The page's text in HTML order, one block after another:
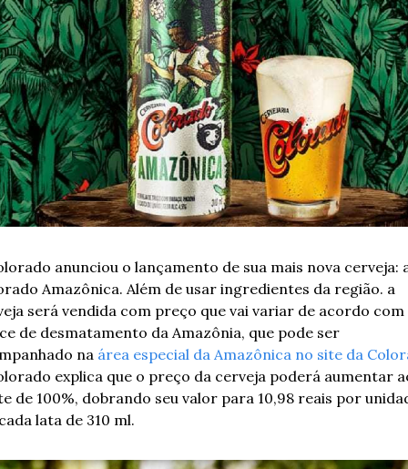
anunciou o lançamento de sua mais nova cerveja:
Amazônica. Além de usar ingredientes da região. a
será vendida com preço que vai variar de acordo com
de desmatamento da Amazônia, que pode ser
na área especial da Amazônica no site da
explica que o preço da cerveja poderá aumentar
de 100%, dobrando seu valor para 10,98 reais por
lata de 310 ml.